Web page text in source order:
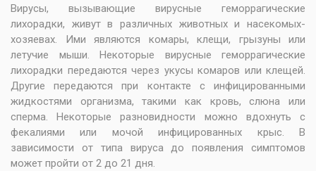
Вирусы, вызывающие вирусные геморрагические
лихорадки, живут в различных животных и насекомых-
хозяевах. Ими являются комары, клещи, грызуны или
летучие мыши. Некоторые вирусные геморрагические
лихорадки передаются через укусы комаров или клещей.
Другие передаются при контакте с инфицированными
жидкостями организма, такими как кровь, слюна или
сперма. Некоторые разновидности можно вдохнуть с
фекалиями или мочой инфицированных крыс. В
зависимости от типа вируса до появления симптомов
может пройти от 2 до 21 дня.